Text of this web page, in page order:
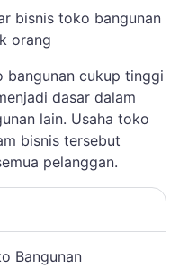
bisnis toko bangunan
orang
bangunan cukup tinggi
dasar dalam
lain. Usaha toko
bisnis tersebut
pelanggan.
Bangunan